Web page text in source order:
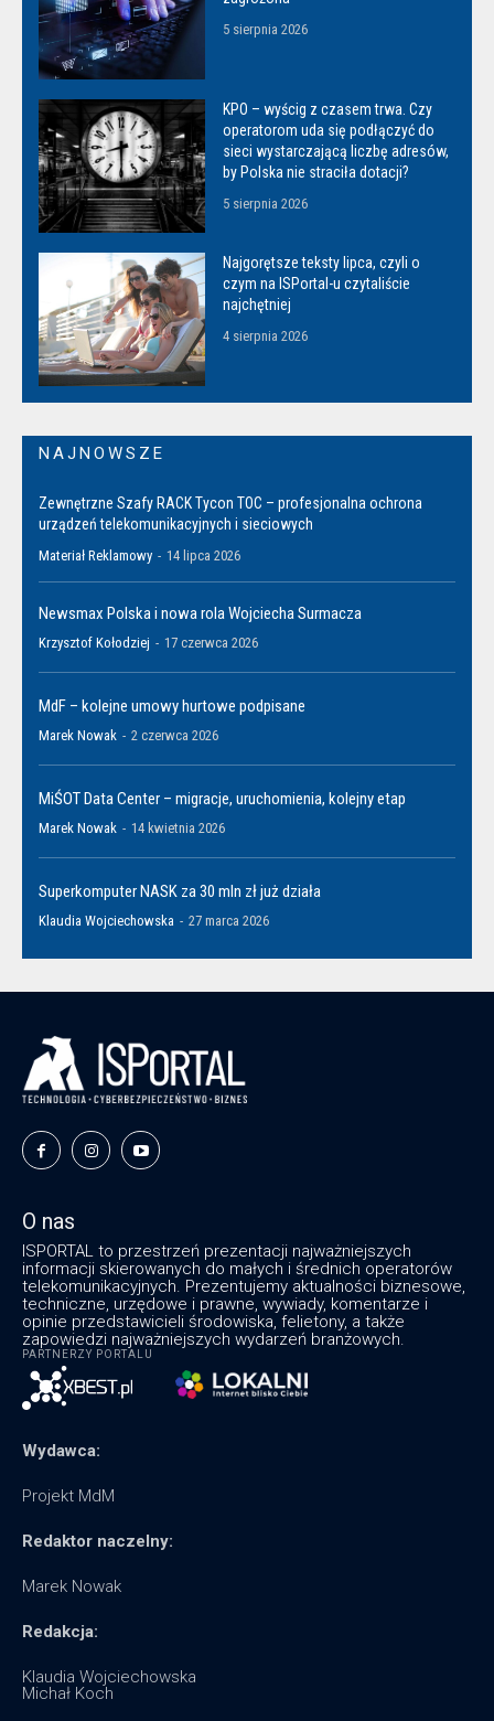
5 sierpnia 2026
KPO – wyścig z czasem trwa. Czy
operatorom uda się podłączyć do
sieci wystarczającą liczbę adresów,
by Polska nie straciła dotacji?
5 sierpnia 2026
Najgorętsze teksty lipca, czyli o
czym na ISPortal-u czytaliście
najchętniej
4 sierpnia 2026
NAJNOWSZE
Zewnętrzne Szafy RACK Tycon TOC – profesjonalna ochrona
urządzeń telekomunikacyjnych i sieciowych
Materiał Reklamowy - 14 lipca 2026
Newsmax Polska i nowa rola Wojciecha Surmacza
Krzysztof Kołodziej - 17 czerwca 2026
MdF – kolejne umowy hurtowe podpisane
Marek Nowak - 2 czerwca 2026
MiŚOT Data Center – migracje, uruchomienia, kolejny etap
Marek Nowak - 14 kwietnia 2026
Superkomputer NASK za 30 mln zł już działa
Klaudia Wojciechowska - 27 marca 2026
O nas
ISPORTAL to przestrzeń prezentacji najważniejszych
informacji skierowanych do małych i średnich operatorów
telekomunikacyjnych. Prezentujemy aktualności biznesowe,
techniczne, urzędowe i prawne, wywiady, komentarze i
opinie przedstawicieli środowiska, felietony, a także
zapowiedzi najważniejszych wydarzeń branżowych.
PARTNERZY PORTALU
Wydawca:
Projekt MdM
Redaktor naczelny:
Marek Nowak
Redakcja:
Klaudia Wojciechowska
Michał Koch